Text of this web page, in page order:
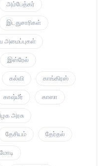
அம்பேத்கர்
இடதுசாரிகள்
அமைப்புகள்
இஸ்ரேல்
கல்வி காங்கிரஸ்
காஷ்மீர் காஸா
அரசு
தேசியம் தேர்தல்